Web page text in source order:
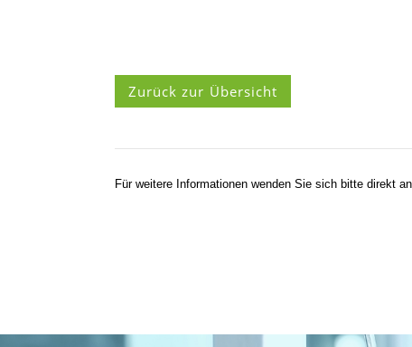
Zurück zur Übersicht
Für weitere Informationen wenden Sie sich bitte direkt